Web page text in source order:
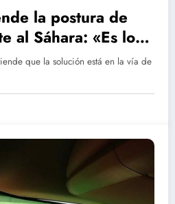
la postura de
al Sáhara: «Es lo
que la solución está en la vía de